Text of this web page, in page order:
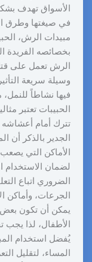
الأسواق تهدف
في صيغتها وطرق
مبيدات الرش،
بخصائصه الفريدة
الرش تعمل على
وسيلة سريعة
فيها نشاطاً
الحبيبات تعتبر
تترك أمام أعشاشه
الجدير بالذكر
الأماكن التي
لضمان الاستخدام
الضروري اتباع
الجرعات، وأماكن
يمكن أن تكون بعض
الأطفال، لذا يجب
يُفضل استخدام
المساء، لتقليل